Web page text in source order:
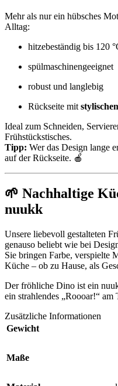
Mehr als nur ein hübsches
Alltag:
hitzebeständig bis 120
spülmaschinengeeignet
robust und langlebig
Rückseite mit
Ideal zum Schneiden,
Frühstückstisches.
Tipp: Wer das Design lange
auf der Rückseite. 🍎
🌱 Nachhaltige
nuukk
Unsere liebevoll gestalteten
genauso beliebt wie bei
Sie bringen Farbe, verspielte
Küche – ob zu Hause, als
Der fröhliche Dino ist ein
ein strahlendes „Roooar!“ am
Zusätzliche Informationen
Gewicht
Maße